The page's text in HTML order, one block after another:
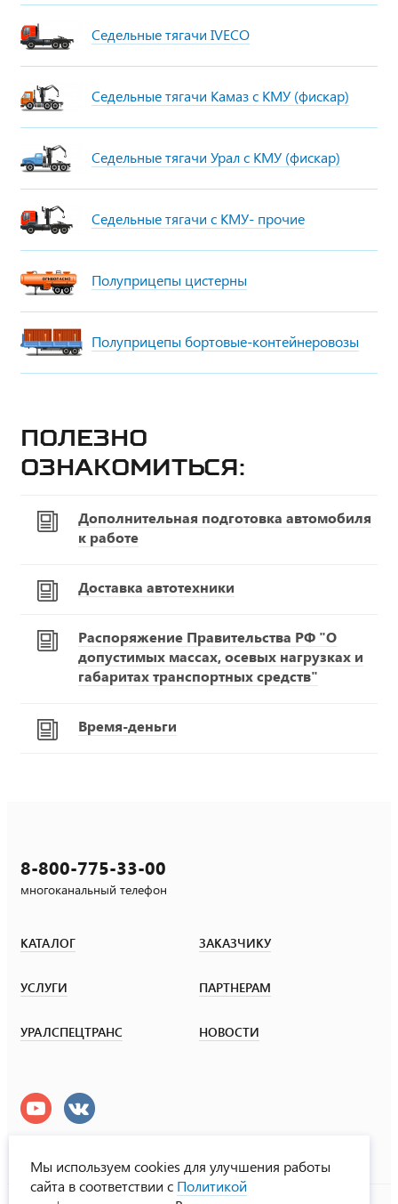
Седельные тягачи IVECO
Седельные тягачи Камаз с КМУ (фискар)
Седельные тягачи Урал с КМУ (фискар)
Седельные тягачи с КМУ- прочие
Полуприцепы цистерны
Полуприцепы бортовые-контейнеровозы
Полезно
ознакомиться:
Дополнительная подготовка автомобиля
к работе
Доставка автотехники
Распоряжение Правительства РФ "О
допустимых массах, осевых нагрузках и
габаритах транспортных средств"
Время-деньги
8-800-775-33-00
многоканальный телефон
КАТАЛОГ ЗАКАЗЧИКУ
УСЛУГИ ПАРТНЕРАМ
УРАЛСПЕЦТРАНС НОВОСТИ
Мы используем cookies для улучшения работы
сайта в соответствии с Политикой